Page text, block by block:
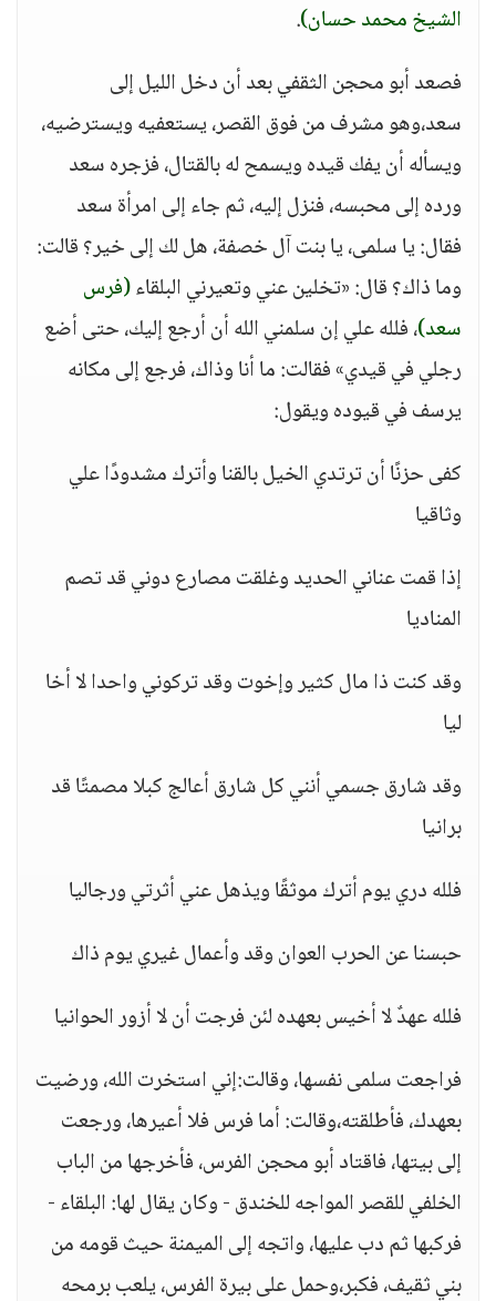
الشيخ محمد حسان).
فصعد أبو محجن الثقفي بعد أن دخل الليل إلى
سعد،وهو مشرف من فوق القصر، يستعفيه ويسترضيه،
ويسأله أن يفك قيده ويسمح له بالقتال، فزجره سعد
ورده إلى محبسه، فنزل إليه، ثم جاء إلى امرأة سعد
فقال: يا سلمى، يا بنت آل خصفة، هل لك إلى خير؟ قالت:
وما ذاك؟ قال: «تخلين عني وتعيرني البلقاء(فرس
سعد)، فلله علي إن سلمني الله أن أرجع إليك، حتى أضع
رجلي في قيدي» فقالت: ما أنا وذاك، فرجع إلى مكانه
يرسف في قيوده ويقول:
كفى حزنًا أن ترتدي الخيل بالقنا وأترك مشدودًا علي
وثاقيا
إذا قمت عناني الحديد وغلقت مصارع دوني قد تصم
المناديا
وقد كنت ذا مال كثير وإخوت وقد تركوني واحدا لا أخا
ليا
وقد شارق جسمي أنني كل شارق أعالج كبلا مصمتًا قد
برانيا
فلله دري يوم أترك موثقًا ويذهل عني أثرتي ورجاليا
حبسنا عن الحرب العوان وقد وأعمال غيري يوم ذاك
فلله عهدٌ لا أخيس بعهده لئن فرجت أن لا أزور الحوانيا
فراجعت سلمى نفسها، وقالت:إني استخرت الله، ورضيت
بعهدك، فأطلقته،وقالت: أما فرس فلا أعيرها، ورجعت
إلى بيتها، فاقتاد أبو محجن الفرس، فأخرجها من الباب
الخلفي للقصر المواجه للخندق - وكان يقال لها: البلقاء -
فركبها ثم دب عليها، واتجه إلى الميمنة حيث قومه من
بني ثقيف، فكبر،وحمل على بيرة الفرس، يلعب برمحه